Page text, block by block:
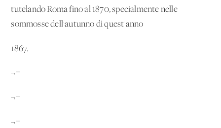
tutelando Roma fino al 1870, specialmente nelle
sommosse dell'autunno di quest'anno
1867.
¬†
¬†
¬†